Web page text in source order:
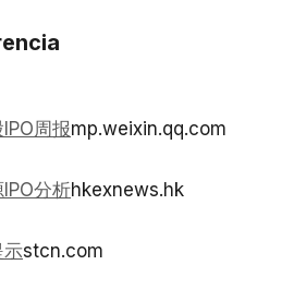
周报mp.weixin.qq.com
分析hkexnews.hk
示stcn.com